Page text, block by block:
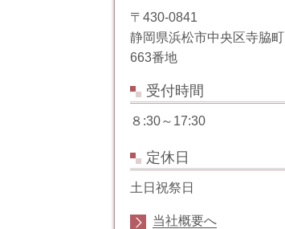
〒430-0841
静岡県浜松市中央区寺脇町
663番地
受付時間
８:30～17:30
定休日
土日祝祭日
当社概要へ